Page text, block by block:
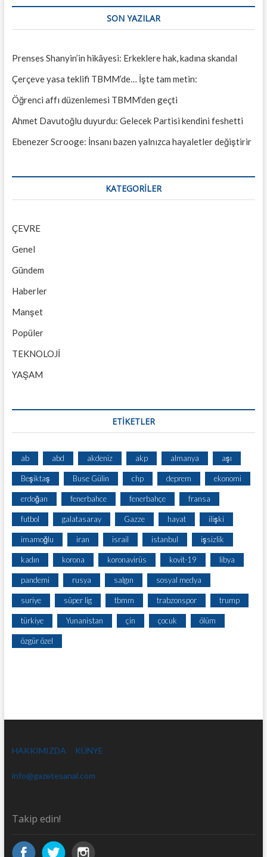
SON YAZILAR
Prenses Shanyin’in hikâyesi: Erkeklere hak, kadına skandal
Çerçeve yasa teklifi TBMM’de… İşte tam metin:
Öğrenci affı düzenlemesi TBMM’den geçti
Ahmet Davutoğlu duyurdu: Gelecek Partisi kendini feshetti
Ebenezer Scrooge: İnsanı bazen yalnızca hayaletler değiştirir
KATEGORILER
ÇEVRE
Genel
Gündem
Haberler
Manşet
Popüler
TEKNOLOJİ
YAŞAM
ETİKETLER
ab abd akdeniz akp almanya aşı
Beşiktaş Buse Gülin chp deprem ekonomi
erdoğan fenerbahce fenerbahçe fransa
futbol galatasaray Gazze hayat ilişki
imamoğlu iran israil istanbul işsizlik
kadın korona koronavirüs kovit-19 libya
pandemi rusya salgın sosyal medya
suriye süper lig tbmm trabzonspor trump
türkiye Yunanistan çin çocuk ölüm
özgür özel
HAKKIMIZDA KÜNYE
info@gazetesanal.com
Takip edin!